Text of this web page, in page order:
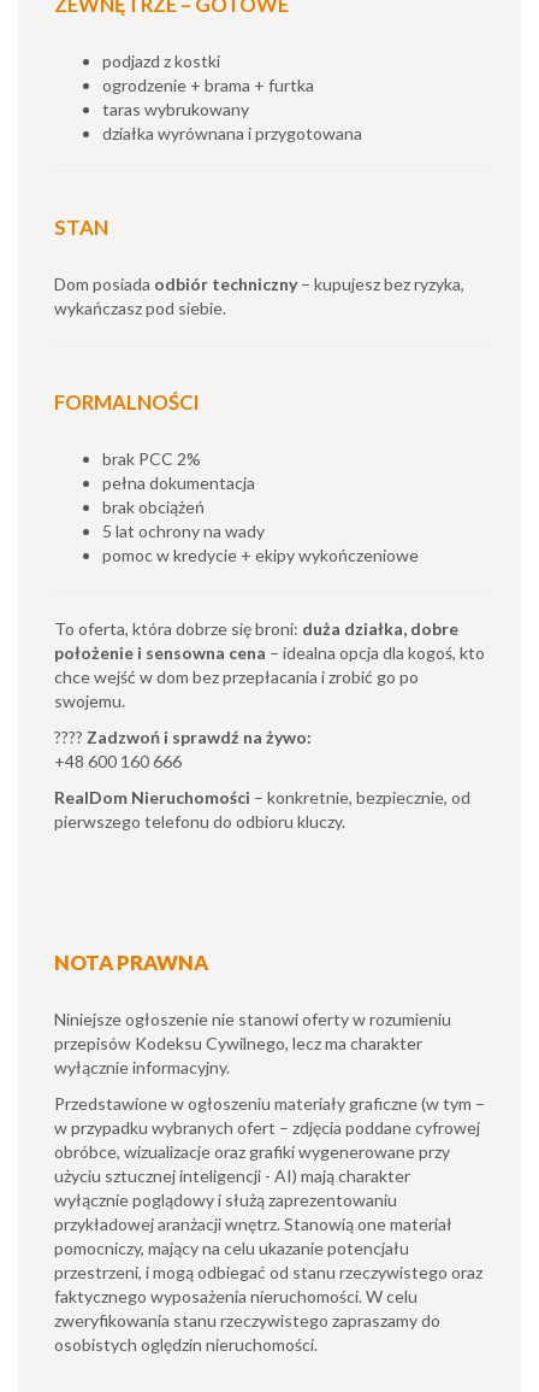
podjazd z kostki
ogrodzenie + brama + furtka
taras wybrukowany
działka wyrównana i przygotowana
STAN
Dom posiada odbiór techniczny– kupujesz bez ryzyka,
wykańczasz pod siebie.
FORMALNOŚCI
brak PCC 2%
pełna dokumentacja
brak obciążeń
5 lat ochrony na wady
pomoc w kredycie + ekipy wykończeniowe
To oferta, która dobrze się broni: duża działka, dobre
położenie i sensowna cena – idealna opcja dla kogoś, kto
chce wejść w dom bez przepłacania i zrobić go po
swojemu.
???? Zadzwoń i sprawdź na żywo:
+48 600 160 666
RealDom Nieruchomości – konkretnie, bezpiecznie, od
pierwszego telefonu do odbioru kluczy.
NOTA PRAWNA
Niniejsze ogłoszenie nie stanowi oferty w rozumieniu
przepisów Kodeksu Cywilnego, lecz ma charakter
wyłącznie informacyjny.
​Przedstawione w ogłoszeniu materiały graficzne (w tym –
w przypadku wybranych ofert – zdjęcia poddane cyfrowej
obróbce, wizualizacje oraz grafiki wygenerowane przy
użyciu sztucznej inteligencji - AI) mają charakter
wyłącznie poglądowy i służą zaprezentowaniu
przykładowej aranżacji wnętrz. Stanowią one materiał
pomocniczy, mający na celu ukazanie potencjału
przestrzeni, i mogą odbiegać od stanu rzeczywistego oraz
faktycznego wyposażenia nieruchomości. W celu
zweryfikowania stanu rzeczywistego zapraszamy do
osobistych oględzin nieruchomości.